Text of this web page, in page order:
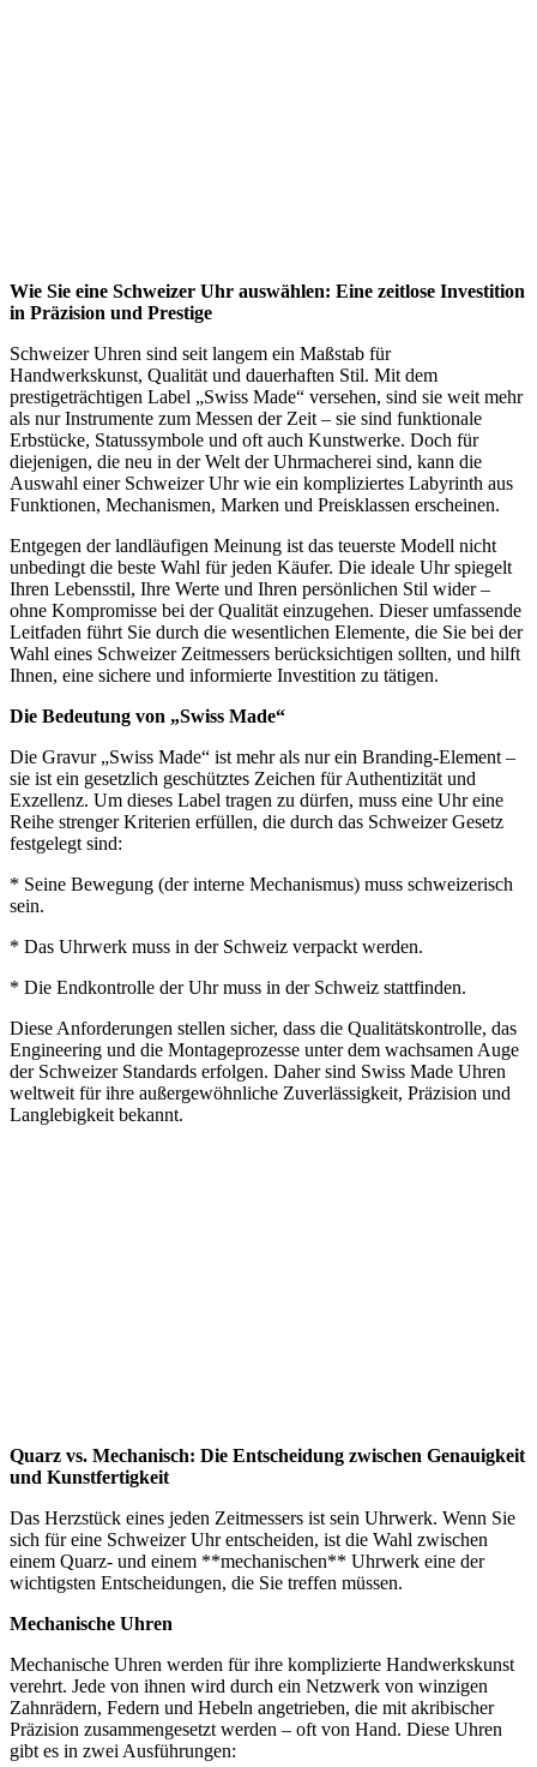
Wie Sie eine Schweizer Uhr auswählen: Eine zeitlose Investition
in Präzision und Prestige
Schweizer Uhren sind seit langem ein Maßstab für
Handwerkskunst, Qualität und dauerhaften Stil. Mit dem
prestigeträchtigen Label „Swiss Made“ versehen, sind sie weit mehr
als nur Instrumente zum Messen der Zeit – sie sind funktionale
Erbstücke, Statussymbole und oft auch Kunstwerke. Doch für
diejenigen, die neu in der Welt der Uhrmacherei sind, kann die
Auswahl einer Schweizer Uhr wie ein kompliziertes Labyrinth aus
Funktionen, Mechanismen, Marken und Preisklassen erscheinen.
Entgegen der landläufigen Meinung ist das teuerste Modell nicht
unbedingt die beste Wahl für jeden Käufer. Die ideale Uhr spiegelt
Ihren Lebensstil, Ihre Werte und Ihren persönlichen Stil wider –
ohne Kompromisse bei der Qualität einzugehen. Dieser umfassende
Leitfaden führt Sie durch die wesentlichen Elemente, die Sie bei der
Wahl eines Schweizer Zeitmessers berücksichtigen sollten, und hilft
Ihnen, eine sichere und informierte Investition zu tätigen.
Die Bedeutung von „Swiss Made“
Die Gravur „Swiss Made“ ist mehr als nur ein Branding-Element –
sie ist ein gesetzlich geschütztes Zeichen für Authentizität und
Exzellenz. Um dieses Label tragen zu dürfen, muss eine Uhr eine
Reihe strenger Kriterien erfüllen, die durch das Schweizer Gesetz
festgelegt sind:
* Seine Bewegung (der interne Mechanismus) muss schweizerisch
sein.
* Das Uhrwerk muss in der Schweiz verpackt werden.
* Die Endkontrolle der Uhr muss in der Schweiz stattfinden.
Diese Anforderungen stellen sicher, dass die Qualitätskontrolle, das
Engineering und die Montageprozesse unter dem wachsamen Auge
der Schweizer Standards erfolgen. Daher sind Swiss Made Uhren
weltweit für ihre außergewöhnliche Zuverlässigkeit, Präzision und
Langlebigkeit bekannt.
Quarz vs. Mechanisch: Die Entscheidung zwischen Genauigkeit
und Kunstfertigkeit
Das Herzstück eines jeden Zeitmessers ist sein Uhrwerk. Wenn Sie
sich für eine Schweizer Uhr entscheiden, ist die Wahl zwischen
einem Quarz- und einem **mechanischen** Uhrwerk eine der
wichtigsten Entscheidungen, die Sie treffen müssen.
Mechanische Uhren
Mechanische Uhren werden für ihre komplizierte Handwerkskunst
verehrt. Jede von ihnen wird durch ein Netzwerk von winzigen
Zahnrädern, Federn und Hebeln angetrieben, die mit akribischer
Präzision zusammengesetzt werden – oft von Hand. Diese Uhren
gibt es in zwei Ausführungen: